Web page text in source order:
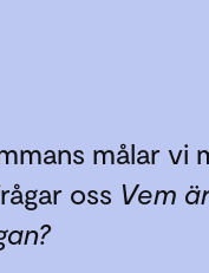
målar vi
oss Vem